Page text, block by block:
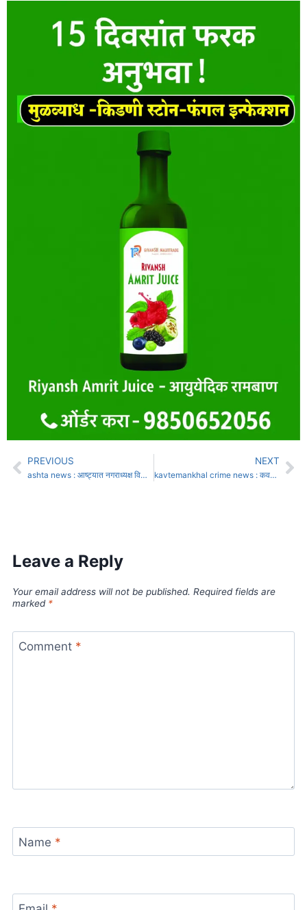
PREVIOUS
ashta news : आष्ट्यात नगराध्यक्ष विशाल शिंदे यांनी स्वीकारला पदभार
NEXT
kavtemankhal crime news : कवठेमहांकाळचे माजी उपसभापती अनिल शिंदे यांच्यावर प्राणघातक हल्ला
Leave a Reply
Your email address will not be published. Required fields are
marked *
Comment *
Name *